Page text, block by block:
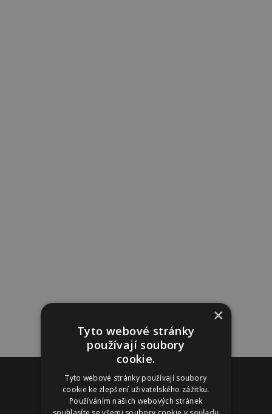
×
Tyto webové stránky
používají soubory
cookie.
Tyto webové stránky používají soubory
cookie ke zlepšení uživatelského zážitku.
Používáním našich webových stránek